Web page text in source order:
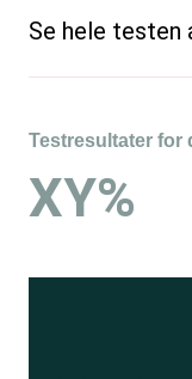
Se hele testen
Testresultater for
XY%